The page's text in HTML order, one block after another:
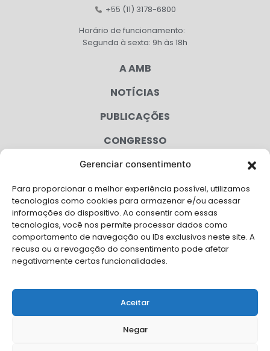
Gerenciar consentimento
Para proporcionar a melhor experiência possível, utilizamos
tecnologias como cookies para armazenar e/ou acessar
informações do dispositivo. Ao consentir com essas
tecnologias, você nos permite processar dados como
comportamento de navegação ou IDs exclusivos neste site. A
recusa ou a revogação do consentimento pode afetar
negativamente certas funcionalidades.
Aceitar
Negar
+55 (11) 3178-6800
Horário de funcionamento:
Segunda à sexta: 9h às 18h
A AMB
NOTÍCIAS
PUBLICAÇÕES
CONGRESSO
AGENDA
CAMPANHAS
SERVIÇOS
FILIADAS
LGPD
FALE CONOSCO
Solicite Apoio Institucional da AMB para o seu evento